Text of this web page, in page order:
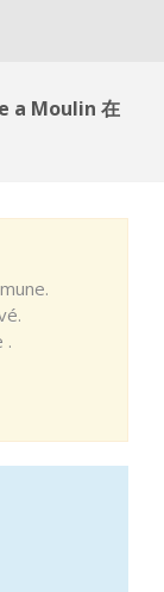
a Moulin 在
.